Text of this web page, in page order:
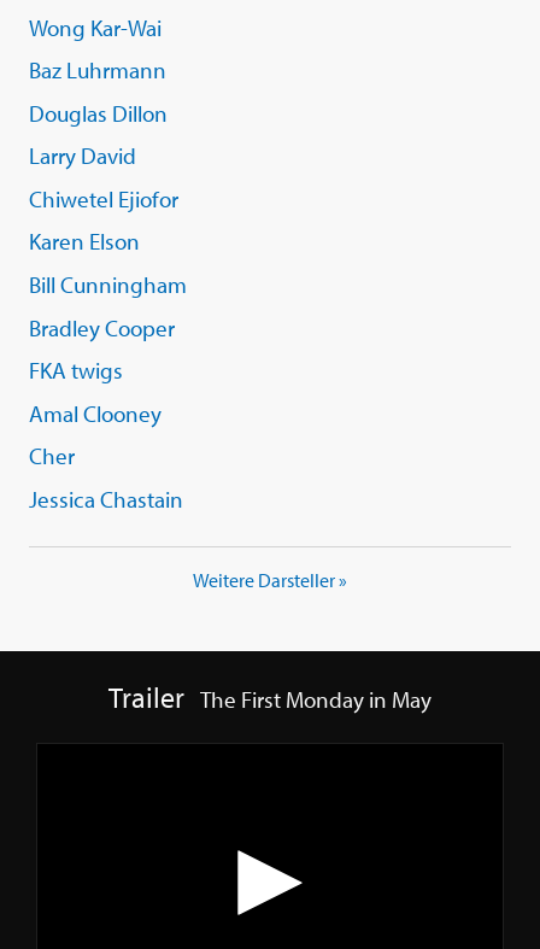
Wong Kar-Wai
Baz Luhrmann
Douglas Dillon
Larry David
Chiwetel Ejiofor
Karen Elson
Bill Cunningham
Bradley Cooper
FKA twigs
Amal Clooney
Cher
Jessica Chastain
Weitere Darsteller »
Trailer The First Monday in May